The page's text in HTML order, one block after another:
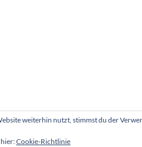
weiterhin nutzt, stimmst du der
Cookie-Richtlinie